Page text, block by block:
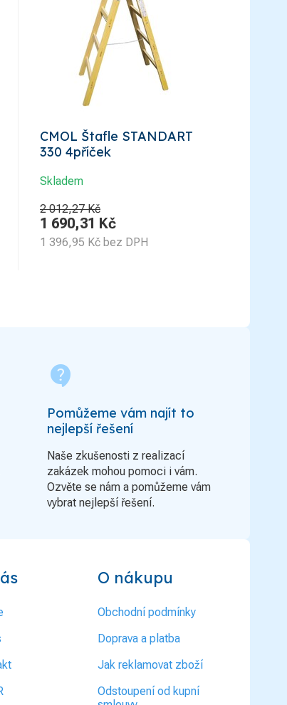
CMOL Štafle STANDART
330 4příček
Skladem
2 012,27 Kč
1 690,31 Kč
1 396,95 Kč bez DPH
contact_support
Pomůžeme vám najít to
nejlepší řešení
Naše zkušenosti z realizací
zakázek mohou pomoci i vám.
Ozvěte se nám a pomůžeme vám
vybrat nejlepší řešení.
O nákupu
Obchodní podmínky
Doprava a platba
Jak reklamovat zboží
Odstoupení od kupní